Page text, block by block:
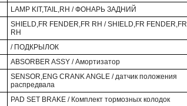
LAMP KIT,TAIL,RH / ФОНАРЬ ЗАДНИЙ
SHIELD,FR FENDER,FR RH / SHIELD,FR FENDER,FR
RH
/ ПОДКРЫЛОК
ABSORBER ASSY / Амортизатор
SENSOR,ENG CRANK ANGLE / датчик положения
распредвала
PAD SET BRAKE / Комплект тормозных колодок